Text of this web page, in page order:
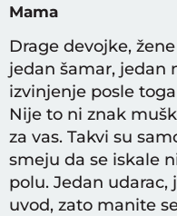
Mama
Drage devojke,
jedan šamar, jedan
izvinjenje posle
Nije to ni znak
za vas. Takvi su
smeju da se iskale
polu. Jedan
uvod, zato manite